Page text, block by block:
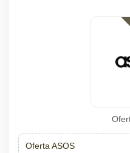
Oferta ASOS